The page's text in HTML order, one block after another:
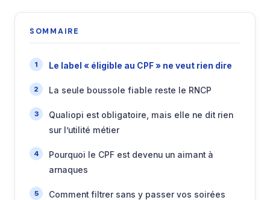
SOMMAIRE
Le label « éligible au CPF » ne veut rien dire
La seule boussole fiable reste le RNCP
Qualiopi est obligatoire, mais elle ne dit rien
sur l’utilité métier
Pourquoi le CPF est devenu un aimant à
arnaques
Comment filtrer sans y passer vos soirées